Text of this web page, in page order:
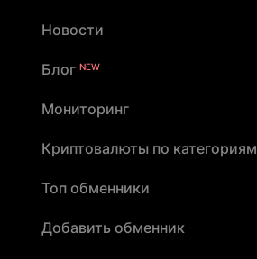
Новости
Блог NEW
Мониторинг
Криптовалюты по категориям
Топ обменники
Добавить обменник